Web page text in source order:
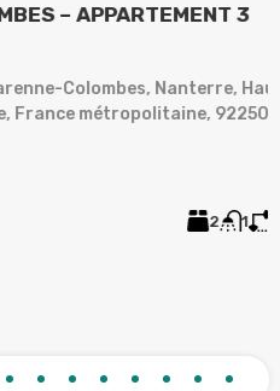
– APPARTEMENT 3
Colombes, Nanterre, Hauts-
métropolitaine, 92250,
1 63 m²